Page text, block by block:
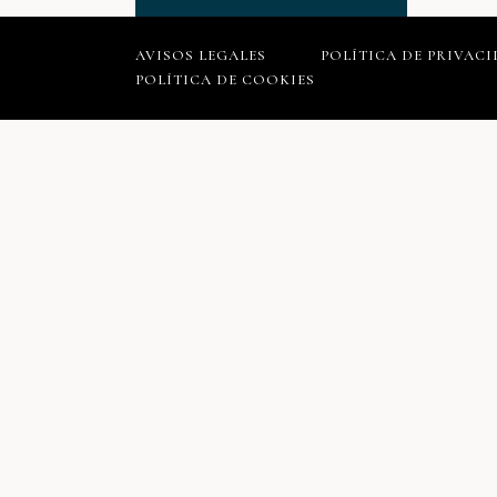
AVISOS LEGALES
POLÍTICA DE
POLÍTICA DE COOKIES